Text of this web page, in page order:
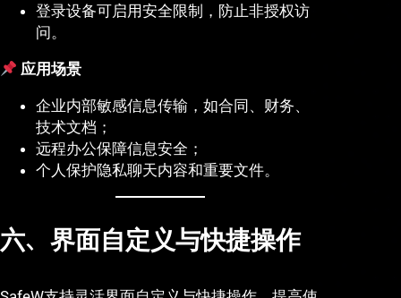
登录设备可启用安全限制，防止非授权访
问。
应用场景
企业内部敏感信息传输，如合同、财务、
技术文档；
远程办公保障信息安全；
个人保护隐私聊天内容和重要文件。
六、界面自定义与快捷操作